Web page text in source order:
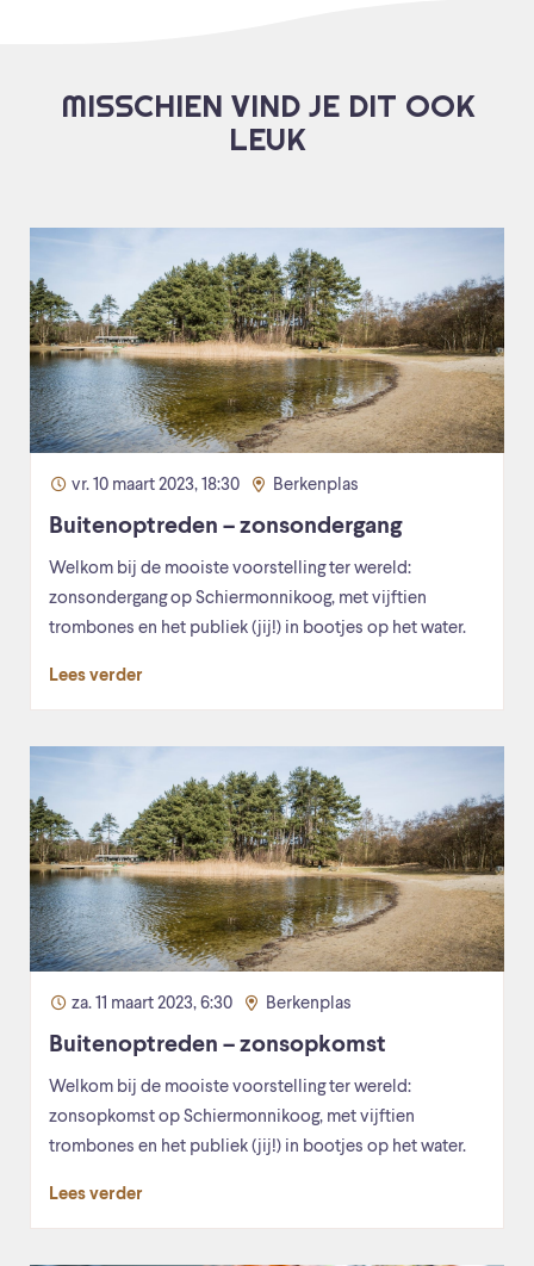
MISSCHIEN VIND JE DIT OOK
LEUK
vr. 10 maart 2023, 18:30 Berkenplas
Buitenoptreden – zonsondergang
Welkom bij de mooiste voorstelling ter wereld:
zonsondergang op Schiermonnikoog, met vijftien
trombones en het publiek (jij!) in bootjes op het water.
Lees verder
za. 11 maart 2023, 6:30 Berkenplas
Buitenoptreden – zonsopkomst
Welkom bij de mooiste voorstelling ter wereld:
zonsopkomst op Schiermonnikoog, met vijftien
trombones en het publiek (jij!) in bootjes op het water.
Lees verder